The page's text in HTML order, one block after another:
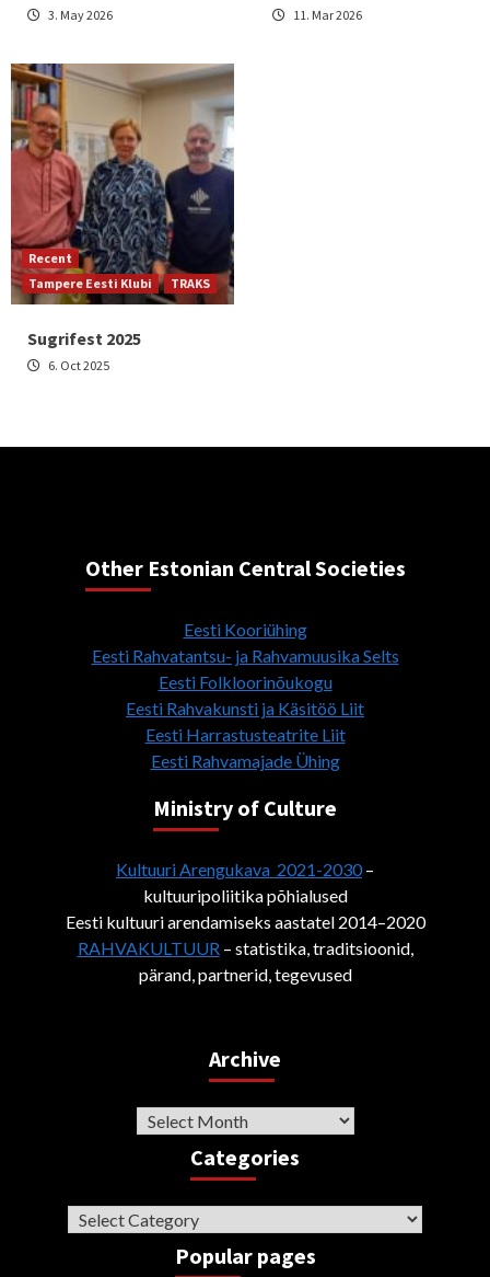
3. May 2026 11. Mar 2026
Recent
Tampere Eesti Klubi
TRAKS
Sugrifest 2025
6. Oct 2025
Other Estonian Central Societies
Eesti Kooriühing
Eesti Rahvatantsu- ja Rahvamuusika Selts
Eesti Folkloorinõukogu
Eesti Rahvakunsti ja Käsitöö Liit
Eesti Harrastusteatrite Liit
Eesti Rahvamajade Ühing
Ministry of Culture
Kultuuri Arengukava 2021-2030–
kultuuripoliitika põhialused
Eesti kultuuri arendamiseks aastatel 2014–2020
RAHVAKULTUUR – statistika, traditsioonid,
pärand, partnerid, tegevused
Archive
Archive
Categories
Categories
Popular pages